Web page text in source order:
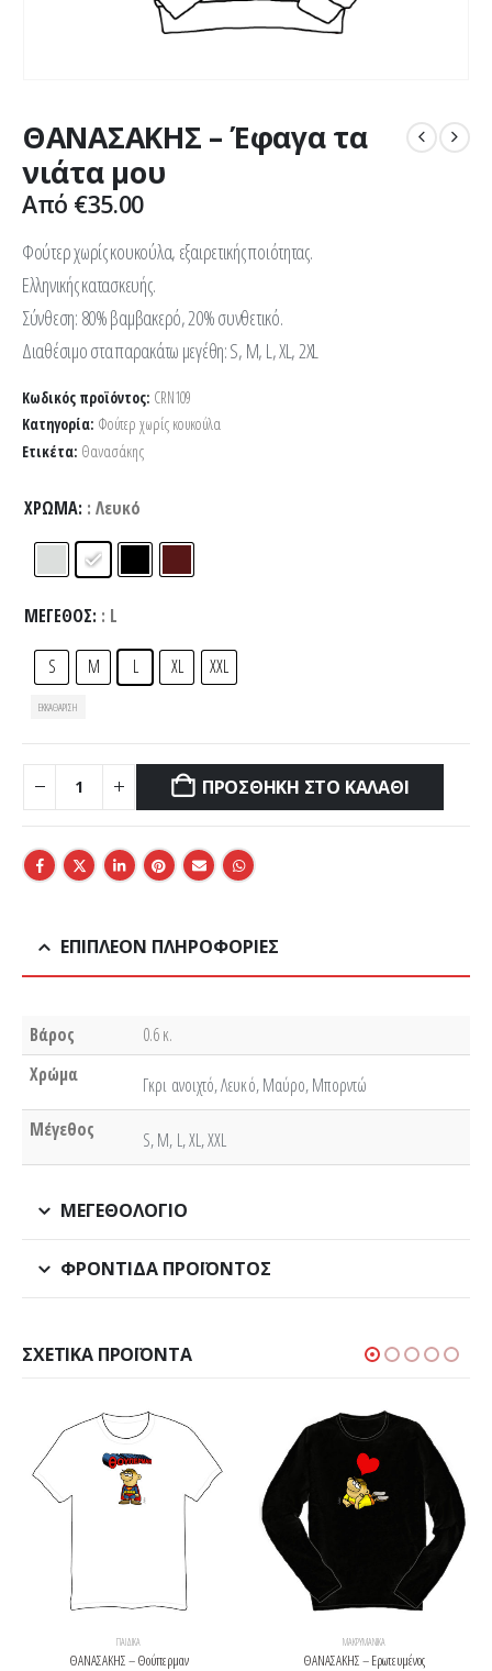
ΘΑΝΑΣΑΚΗΣ – Έφαγα τα
νιάτα μου
Από €35.00
Φούτερ χωρίς κουκούλα, εξαιρετικής ποιότητας.
Ελληνικής κατασκευής.
Σύνθεση: 80% βαμβακερό, 20% συνθετικό.
Διαθέσιμο στα παρακάτω μεγέθη: S, M, L, XL, 2XL
Κωδικός προϊόντος: CRN109
Κατηγορία: Φούτερ χωρίς κουκούλα
Ετικέτα: Θανασάκης
ΧΡΏΜΑ : Λευκό
ΜΈΓΕΘΟΣ : L
S M L XL XXL
ΕΚΚΑΘΆΡΙΣΗ
ΠΡΟΣΘΉΚΗ ΣΤΟ ΚΑΛΆΘΙ
ΕΠΙΠΛΈΟΝ ΠΛΗΡΟΦΟΡΊΕΣ
Βάρος
0.6 κ.
Χρώμα
Γκρι ανοιχτό, Λευκό, Μαύρο, Μπορντώ
Μέγεθος
S, M, L, XL, XXL
ΜΕΓΕΘΟΛΌΓΙΟ
ΦΡΟΝΤΊΔΑ ΠΡΟΪΌΝΤΟΣ
ΣΧΕΤΙΚΆ ΠΡΟΪΌΝΤΑ
ΠΑΙΔΙΚΆ
ΘΑΝΑΣΑΚΗΣ – Θούπερμαν
ΜΑΚΡΥΜΆΝΙΚΑ
ΘΑΝΑΣΑΚΗΣ – Ερωτευμένος